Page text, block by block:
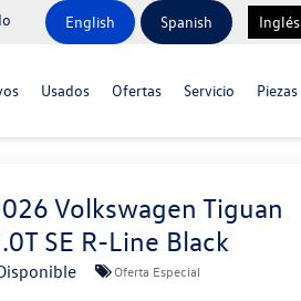
English Spanish Inglés
Usados Ofertas Servicio Piezas
Volkswagen Tiguan
SE R-Line Black
Oferta Especial